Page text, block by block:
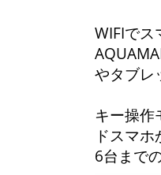
WIFIで
やタブ
キー操作
ドスマ
6台まで